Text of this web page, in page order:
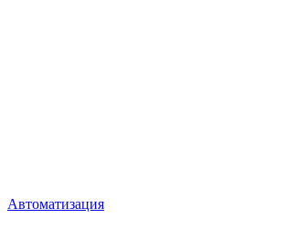
Автоматизация